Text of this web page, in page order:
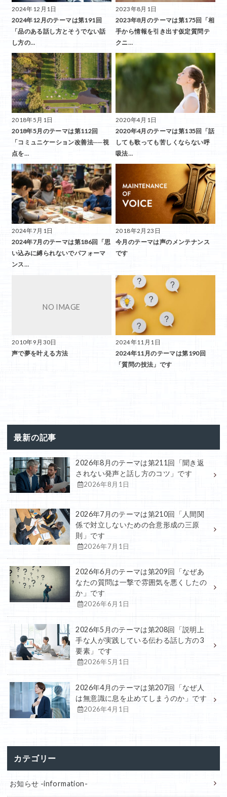
2024年12月1日
2024年12月のテーマは第191回
「品のある話し方とそうでない話
し方の…
2023年8月1日
2023年8月のテーマは第175回「相
手から情報を引き出す仮定質問テ
クニ…
2018年5月1日
2018年5月のテーマは第112回
「コミュニケーション改善法──視
点を…
2020年4月1日
2020年4月のテーマは第135回「話
しても歌っても苦しくならない呼
吸法…
2024年7月1日
2024年7月のテーマは第186回「思
い込みに縛られないでパフォーマ
ンス…
2018年2月23日
今月のテーマは声のメンテナンス
です
2010年9月30日
声で夢を叶える方法
2024年11月1日
2024年11月のテーマは第190回
「質問の技法」です
最新の記事
2026年8月のテーマは第211回「聞き返
されない発声と話し方のコツ」です
2026年8月1日
2026年7月のテーマは第210回「人間関
係で対立しないための合意形成の三原
則」です
2026年7月1日
2026年6月のテーマは第209回「なぜあ
なたの質問は一撃で雰囲気を悪くしたの
か」です
2026年6月1日
2026年5月のテーマは第208回「説明上
手な人が実践している伝わる話し方の3
要素」です
2026年5月1日
2026年4月のテーマは第207回「なぜ人
は無意識に息を止めてしまうのか」です
2026年4月1日
カテゴリー
お知らせ -information-